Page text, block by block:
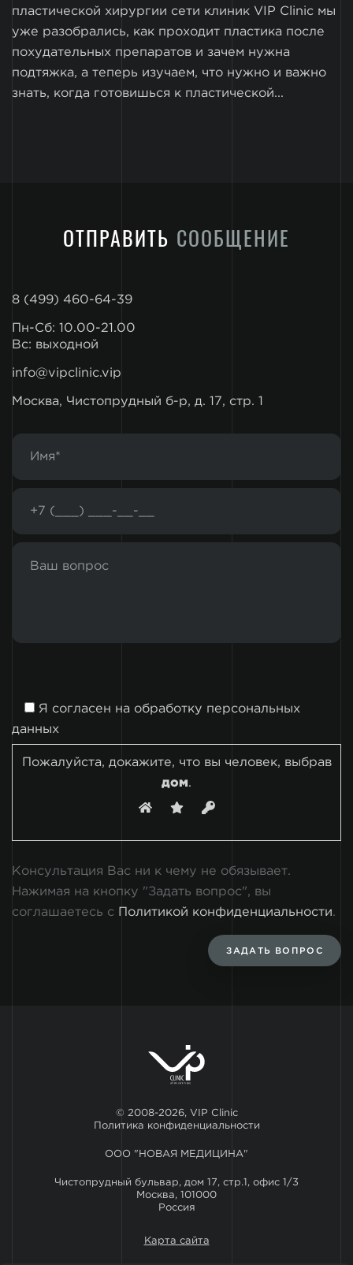
пластической хирургии сети клиник VIP Clinic мы
уже разобрались, как проходит пластика после
похудательных препаратов и зачем нужна
подтяжка, а теперь изучаем, что нужно и важно
знать, когда готовишься к пластической...
ОТПРАВИТЬ СООБЩЕНИЕ
8 (499) 460-64-39
Пн-Сб: 10.00-21.00
Вс: выходной
info@vipclinic.vip
Москва, Чистопрудный б-р, д. 17, стр. 1
Я согласен на обработку персональных
данных
Пожалуйста, докажите, что вы человек, выбрав
дом.
Консультация Вас ни к чему не обязывает.
Нажимая на кнопку "Задать вопрос", вы
соглашаетесь с Политикой конфиденциальности.
ЗАДАТЬ ВОПРОС
© 2008-2026, VIP Clinic
Политика конфиденциальности
ООО "НОВАЯ МЕДИЦИНА"
Чистопрудный бульвар, дом 17, стр.1, офис 1/3
Москва, 101000
Россия
Карта сайта